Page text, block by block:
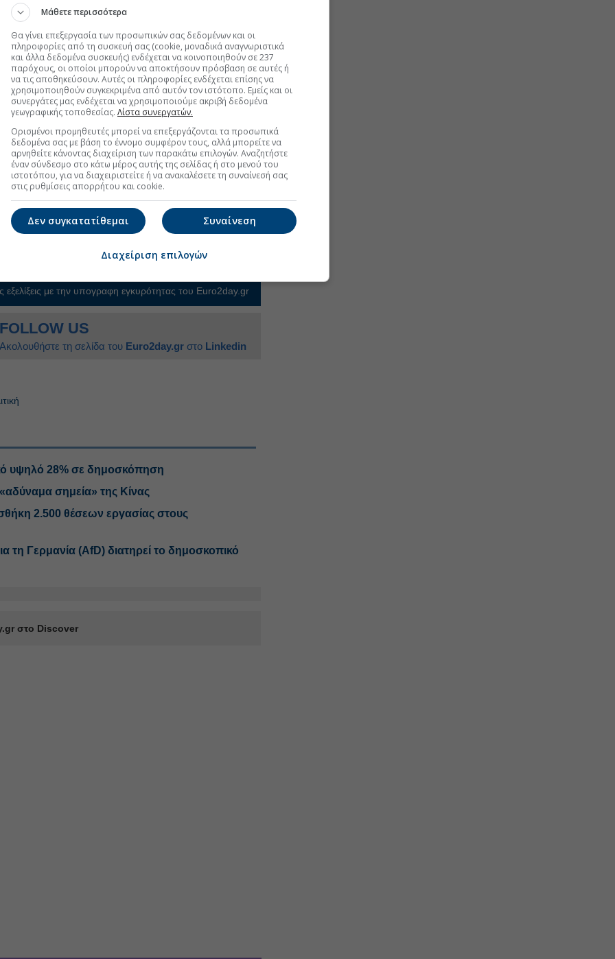
και επιχειρηματίες έχουν εγκαταλείψει το X αφότου
αυξηθεί οι διαμαρτυρίες για το πώς άλλαξε η
μεταξύ άλλων με την αύξηση της διάδοσης
μίσους.
περιλαμβανομένου του καγκελαρίου Φρίντριχ
τακτικά αναρτήσεις στο X, όμως μια πρωτοβουλία,
την πολιτική εκτελεστική διευθύντρια των
, πιστεύεται ότι θα προκαλέσει νέα έξοδο χρηστών
και επιθετική κουλτούρα
στον ενημερωτικό ιστότοπο Table.Media.
χρησιμοποιήθηκε και από τα
της απόφασής τους και ήταν σήμερα δημοφιλές
εξελίξεις με την υπογραφη εγκυρότητας του Euro2day.gr
FOLLOW US
Ακολουθήστε τη σελίδα του Euro2day.gr στο Linkedin
υψηλό 28% σε δημοσκόπηση
σημεία» της Κίνας
2.500 θέσεων εργασίας στους
τη Γερμανία (AfD) διατηρεί το δημοσκοπικό
στο Discover
Μάθετε περισσότερα
Θα γίνει επεξεργασία των προσωπικών σας δεδομένων και οι
πληροφορίες από τη συσκευή σας (cookie, μοναδικά αναγνωριστικά
και άλλα δεδομένα συσκευής) ενδέχεται να κοινοποιηθούν σε 237
παρόχους, οι οποίοι μπορούν να αποκτήσουν πρόσβαση σε αυτές ή
να τις αποθηκεύσουν. Αυτές οι πληροφορίες ενδέχεται επίσης να
χρησιμοποιηθούν συγκεκριμένα από αυτόν τον ιστότοπο. Εμείς και οι
συνεργάτες μας ενδέχεται να χρησιμοποιούμε ακριβή δεδομένα
γεωγραφικής τοποθεσίας. Λίστα συνεργατών.
Ορισμένοι προμηθευτές μπορεί να επεξεργάζονται τα προσωπικά
δεδομένα σας με βάση το έννομο συμφέρον τους, αλλά μπορείτε να
αρνηθείτε κάνοντας διαχείριση των παρακάτω επιλογών. Αναζητήστε
έναν σύνδεσμο στο κάτω μέρος αυτής της σελίδας ή στο μενού του
ιστοτόπου, για να διαχειριστείτε ή να ανακαλέσετε τη συναίνεσή σας
στις ρυθμίσεις απορρήτου και cookie.
Συναίνεση
Δεν συγκατατίθεμαι
Διαχείριση επιλογών